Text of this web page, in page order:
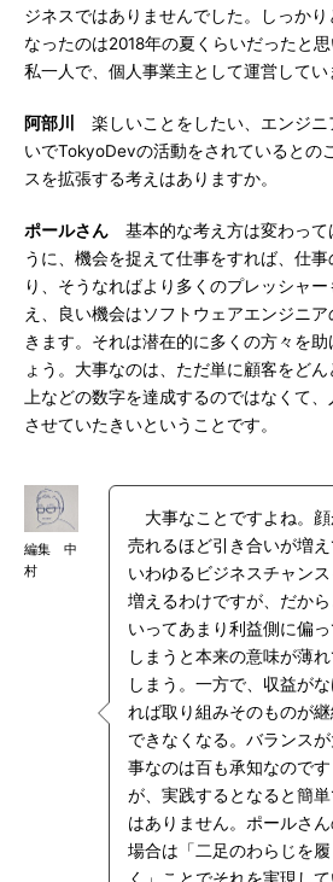
ジネスではありませんでした。しっか
なったのは2018年の夏くらいだったと思
私一人で、個人事業主として運営してい
阿部川
楽しいことをしたい、エンジニ
いでTokyoDevの活動をされているとの
スを拡張する考えはありますか。
ポールさん 基本的な考え方は変わって
うに、機会を捉えて仕事をすれば、仕
り、そうなればより多くのプレッシャ
え、良い機会はソフトウェアエンジニ
きます。それは潜在的に多くの方々を
ょう。大事なのは、ただ単に顧客をど
上などの数字を達成するのではなくて
させていたきいということです。
編集 中
村
大事なことですよね。
売れるほど引き合いが増え
いわゆるビジネスチャンス
増えるわけですが、だから
いってあまり利益側に偏っ
しまうと本来の意味が薄れ
しまう。一方で、収益がな
れば取り組みそのものが
できなくなる。バランス
事なのは百も承知なのです
が、実践するとなると簡
はありません。ポールさ
場合は「二足のわらじを履